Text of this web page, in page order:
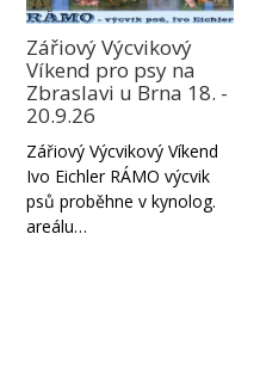
Zářiový Výcvikový
Víkend pro psy na
Zbraslavi u Brna 18. -
20.9.26
Zářiový Výcvikový Víkend
Ivo Eichler RÁMO výcvik
psů proběhne v kynolog.
areálu…